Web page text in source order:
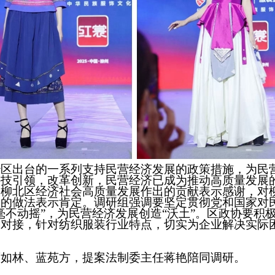
出台的一系列支持民营经济发展的政策措施，为民
引领，改革创新，民营经济已成为推动高质量发展
北区经济社会高质量发展作出的贡献表示感谢，对
做法表示肯定。调研组强调要坚定贯彻党和国家对
不动摇”，为民营经济发展创造“沃土”。区政协要积
接，针对纺织服装行业特点，切实为企业解决实际
林、蓝苑方，提案法制委主任蒋艳陪同调研。